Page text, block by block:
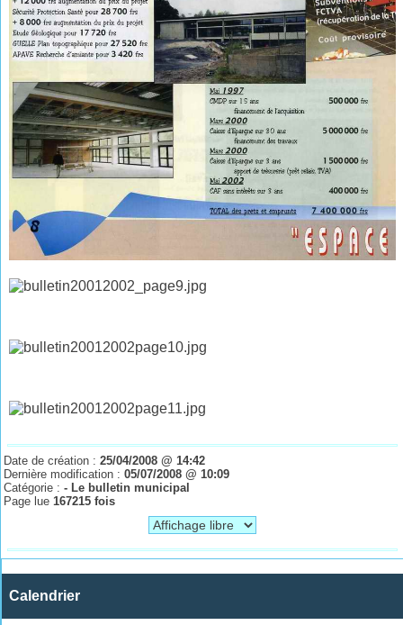
Date de création :25/04/2008 @ 14:42
Dernière modification :05/07/2008 @ 10:09
Catégorie :- Le bulletin municipal
Page lue167215 fois
Calendrier